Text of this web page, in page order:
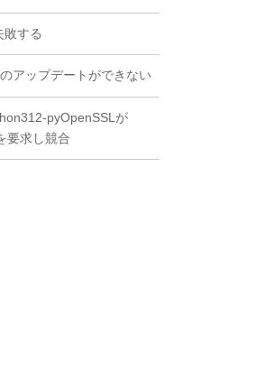
する
アップデートができない
pyOpenSSLが
要求し競合